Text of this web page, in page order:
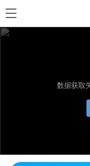
数据获取